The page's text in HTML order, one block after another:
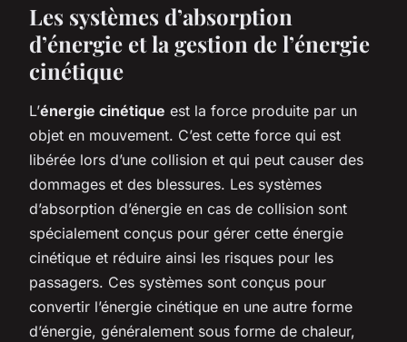
Les systèmes d’absorption
d’énergie et la gestion de l’énergie
cinétique
L’énergie cinétique est la force produite par un
objet en mouvement. C’est cette force qui est
libérée lors d’une collision et qui peut causer des
dommages et des blessures. Les systèmes
d’absorption d’énergie en cas de collision sont
spécialement conçus pour gérer cette énergie
cinétique et réduire ainsi les risques pour les
passagers. Ces systèmes sont conçus pour
convertir l’énergie cinétique en une autre forme
d’énergie, généralement sous forme de chaleur,